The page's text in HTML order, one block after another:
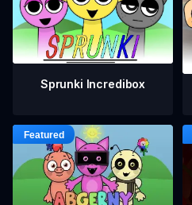
Sprunki Incredibox